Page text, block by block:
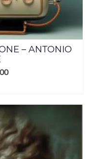
– ANTONIO